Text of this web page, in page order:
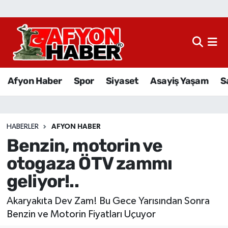
Afyon Haber Spor Siyaset Asayiş Yaşam
HABERLER AFYON HABER
Benzin, motorin ve
otogaza ÖTV zammı
geliyor!..
Akaryakıta Dev Zam! Bu Gece Yarısından Sonra
Benzin ve Motorin Fiyatları Uçuyor
Afyon Haber
Sağlık
Eğitim
Ekonomi